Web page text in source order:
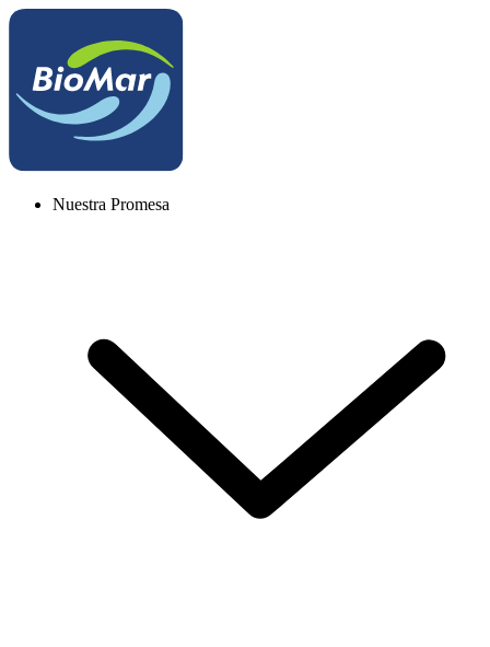
Nuestra Promesa